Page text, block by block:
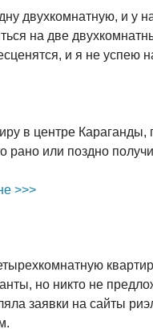
двухкомнатную, и
на две
и я не
центре Караганды,
рано или поздно
>>>
но никто не
заявки на сайты